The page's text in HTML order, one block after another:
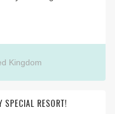
Kingdom
SPECIAL RESORT!